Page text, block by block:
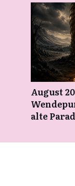
August
alte